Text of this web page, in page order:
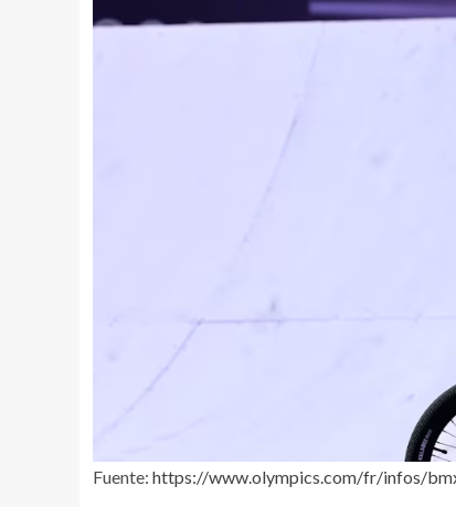
Fuente: https://www.olympics.com/fr/infos/